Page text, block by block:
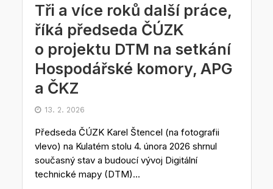
Tři a více roků další práce,
říká předseda ČÚZK
o projektu DTM na setkání
Hospodářské komory, APG
a ČKZ
13. 2. 2026
Předseda ČÚZK Karel Štencel (na fotografii
vlevo) na Kulatém stolu 4. února 2026 shrnul
současný stav a budoucí vývoj Digitální
technické mapy (DTM)...